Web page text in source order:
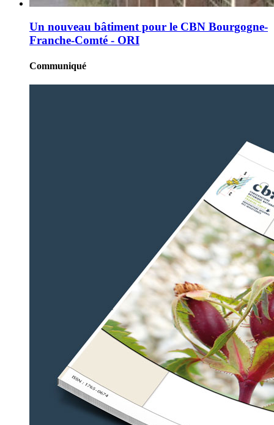
Un nouveau bâtiment pour le CBN Bourgogne-
Franche-Comté - ORI
Communiqué